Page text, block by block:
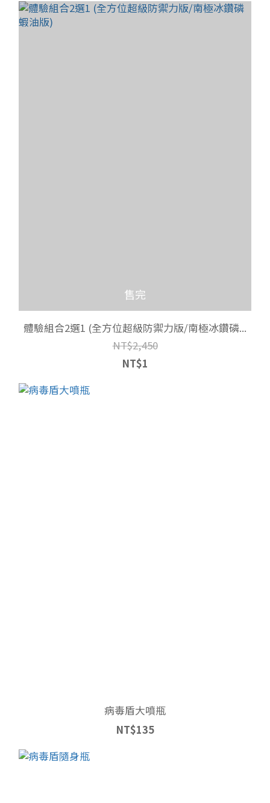
售完
體驗組合2選1 (全方位超級防禦力版/南極冰鑽磷...
NT$2,450
NT$1
病毒盾大噴瓶
NT$135